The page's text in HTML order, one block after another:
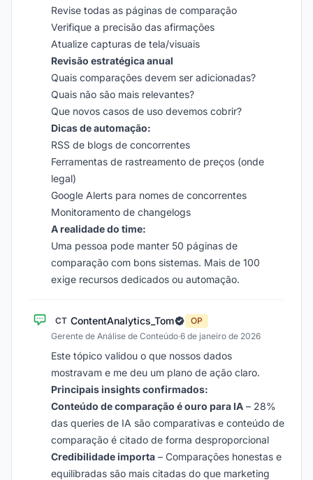
Revise todas as páginas de comparação
Verifique a precisão das afirmações
Atualize capturas de tela/visuais
Revisão estratégica anual
Quais comparações devem ser adicionadas?
Quais não são mais relevantes?
Que novos casos de uso devemos cobrir?
Dicas de automação:
RSS de blogs de concorrentes
Ferramentas de rastreamento de preços (onde
legal)
Google Alerts para nomes de concorrentes
Monitoramento de changelogs
A realidade do time:
Uma pessoa pode manter 50 páginas de
comparação com bons sistemas. Mais de 100
exige recursos dedicados ou automação.
CT ContentAnalytics_Tom
OP
Gerente de Análise de Conteúdo·6 de janeiro de 2026
Este tópico validou o que nossos dados
mostravam e me deu um plano de ação claro.
Principais insights confirmados:
Conteúdo de comparação é ouro para IA – 28%
das queries de IA são comparativas e conteúdo de
comparação é citado de forma desproporcional
Credibilidade importa – Comparações honestas e
equilibradas são mais citadas do que marketing